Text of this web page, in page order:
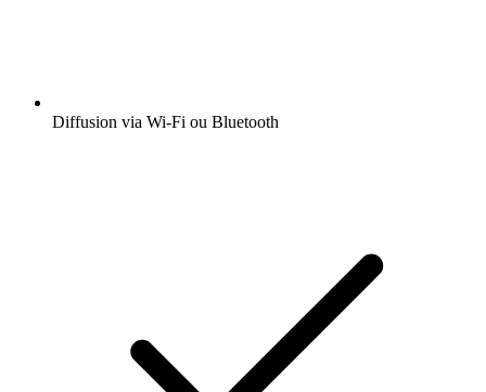
Diffusion via Wi-Fi ou Bluetooth